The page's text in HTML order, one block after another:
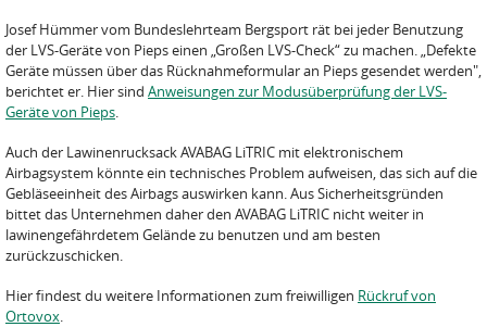
Josef Hümmer vom Bundeslehrteam Bergsport rät bei jeder Benutzung
der LVS-Geräte von Pieps einen „Großen LVS-Check“ zu machen. „Defekte
Geräte müssen über das Rücknahmeformular an Pieps gesendet werden",
berichtet er. Hier sind Anweisungen zur Modusüber­prüfung der LVS-
Geräte von Pieps.
Auch der Lawinenrucksack AVABAG LiTRIC mit elektronischem
Airbagsystem könnte ein technisches Problem aufweisen, das sich auf die
Gebläseeinheit des Airbags auswirken kann. Aus Sicherheitsgründen
bittet das Unternehmen daher den AVABAG LiTRIC nicht weiter in
lawinengefährdetem Gelände zu benutzen und am besten
zurückzuschicken.
Hier findest du weitere Informationen zum freiwilligen Rückruf von
Ortovox.